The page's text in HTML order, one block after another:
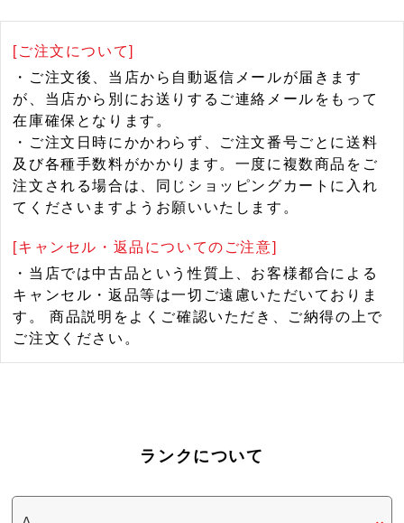
[ご注文について]
・ご注文後、当店から自動返信メールが届きます
が、当店から別にお送りするご連絡メールをもって
在庫確保となります。
・ご注文日時にかかわらず、ご注文番号ごとに送料
及び各種手数料がかかります。一度に複数商品をご
注文される場合は、同じショッピングカートに入れ
てくださいますようお願いいたします。
[キャンセル・返品についてのご注意]
・当店では中古品という性質上、お客様都合による
キャンセル・返品等は一切ご遠慮いただいておりま
す。 商品説明をよくご確認いただき、ご納得の上で
ご注文ください。
ランクについて